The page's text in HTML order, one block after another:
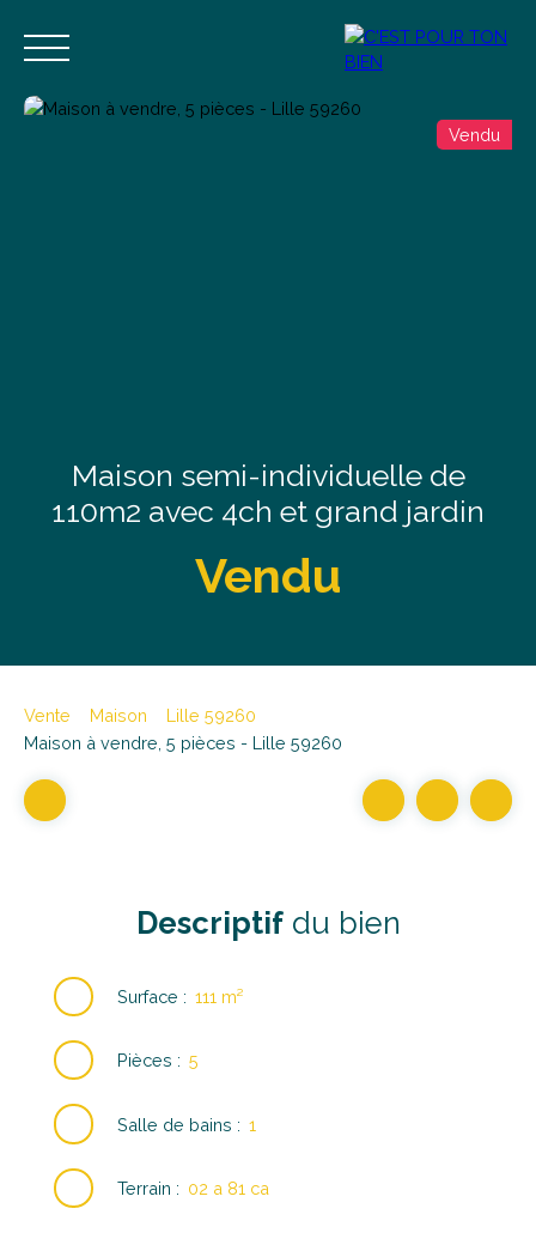
Vendu
Maison semi-individuelle de
110m2 avec 4ch et grand jardin
Vendu
Vente Maison
Lille 59260
Maison à vendre, 5 pièces - Lille 59260
Descriptifdu bien
Surface : 111 m²
Pièces : 5
Salle de bains : 1
Terrain : 02 a 81 ca